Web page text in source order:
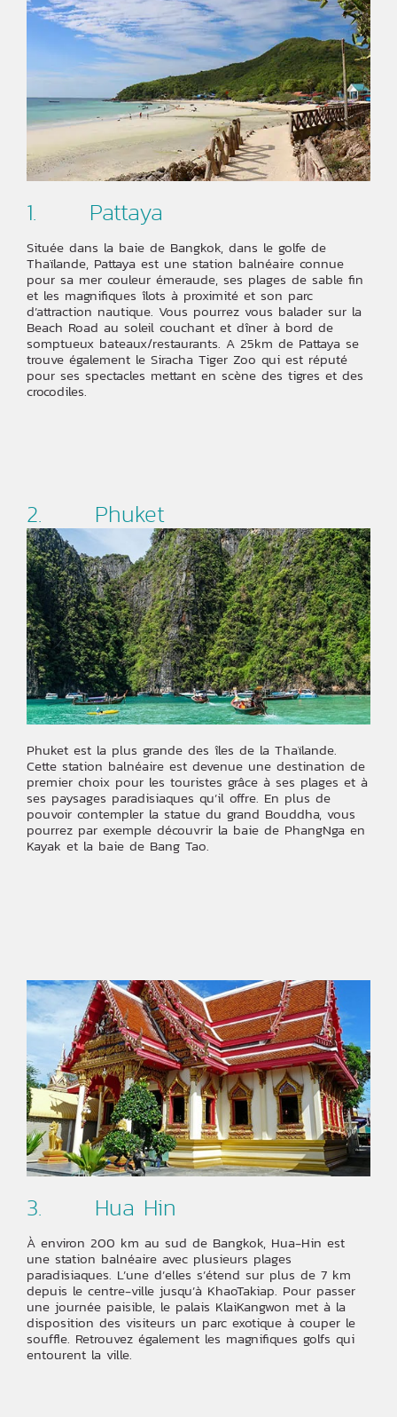
1. Pattaya
Située dans la baie de Bangkok, dans le golfe de
Thaïlande, Pattaya est une station balnéaire connue
pour sa mer couleur émeraude, ses plages de sable fin
et les magnifiques îlots à proximité et son parc
d’attraction nautique. Vous pourrez vous balader sur la
Beach Road au soleil couchant et dîner à bord de
somptueux bateaux/restaurants. A 25km de Pattaya se
trouve également le Siracha Tiger Zoo qui est réputé
pour ses spectacles mettant en scène des tigres et des
crocodiles.
2. Phuket
Phuket est la plus grande des îles de la Thaïlande.
Cette station balnéaire est devenue une destination de
premier choix pour les touristes grâce à ses plages et à
ses paysages paradisiaques qu’il offre. En plus de
pouvoir contempler la statue du grand Bouddha, vous
pourrez par exemple découvrir la baie de PhangNga en
Kayak et la baie de Bang Tao.
3. Hua Hin
À environ 200 km au sud de Bangkok, Hua-Hin est
une station balnéaire avec plusieurs plages
paradisiaques. L’une d’elles s’étend sur plus de 7 km
depuis le centre-ville jusqu’à KhaoTakiap. Pour passer
une journée paisible, le palais KlaiKangwon met à la
disposition des visiteurs un parc exotique à couper le
souffle. Retrouvez également les magnifiques golfs qui
entourent la ville.